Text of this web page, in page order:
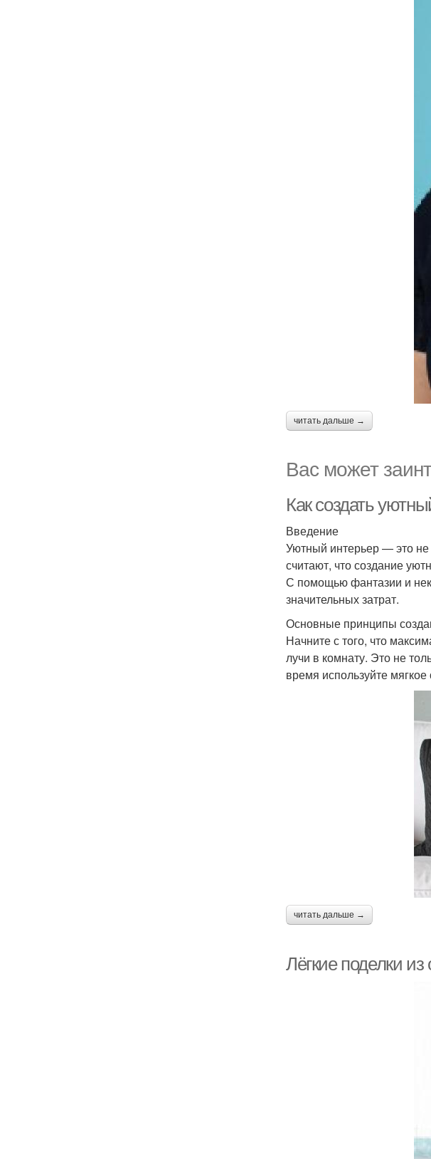
читать дальше →
Вас может
Как создать
Введение
Уютный интерьер — это не
считают, что создание
С помощью фантазии и
значительных затрат.
Основные принципы
Начните с того, что
лучи в комнату. Это не
время используйте
читать дальше →
Лёгкие поделки